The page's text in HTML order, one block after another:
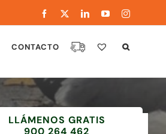
Facebook LinkedInYouTubeInstagram
CONTACTO
LLÁMENOS GRATIS
900 264 462